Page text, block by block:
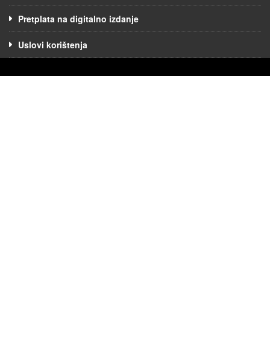
Pretplata na digitalno izdanje
Uslovi korištenja